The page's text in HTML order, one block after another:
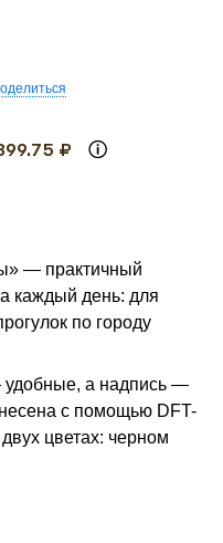
₽
— практичный
каждый день: для
по городу
а надпись —
с помощью DFT-
цветах: черном